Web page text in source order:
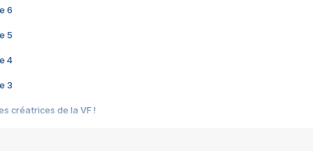
6
5
4
3
créatrices de la VF !